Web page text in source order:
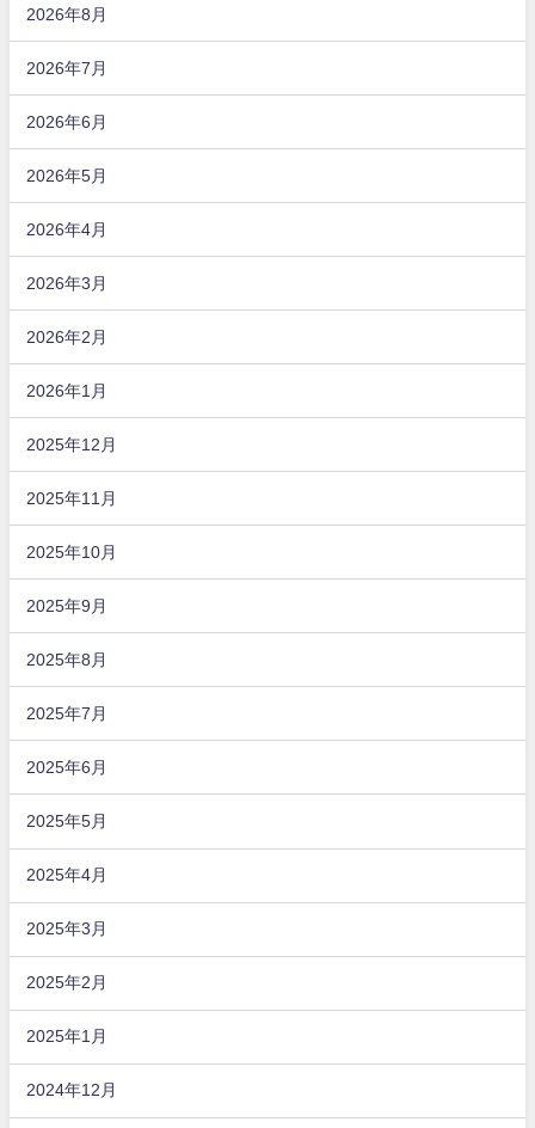
2026年8月
2026年7月
2026年6月
2026年5月
2026年4月
2026年3月
2026年2月
2026年1月
2025年12月
2025年11月
2025年10月
2025年9月
2025年8月
2025年7月
2025年6月
2025年5月
2025年4月
2025年3月
2025年2月
2025年1月
2024年12月